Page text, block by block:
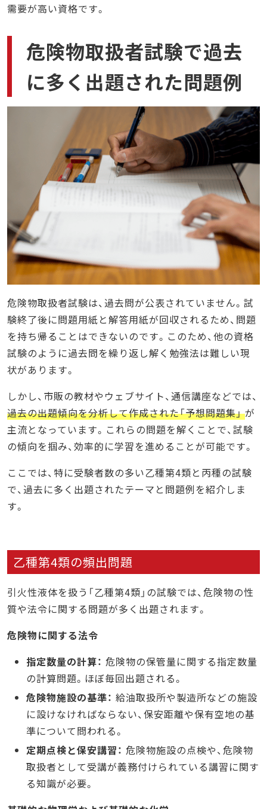
需要が高い資格です。
危険物取扱者試験で過去
に多く出題された問題例
危険物取扱者試験は、過去問が公表されていません。試
験終了後に問題用紙と解答用紙が回収されるため、問題
を持ち帰ることはできないのです。このため、他の資格
試験のように過去問を繰り返し解く勉強法は難しい現
状があります。
しかし、市販の教材やウェブサイト、通信講座などでは、
過去の出題傾向を分析して作成された「予想問題集」が
主流となっています。これらの問題を解くことで、試験
の傾向を掴み、効率的に学習を進めることが可能です。
ここでは、特に受験者数の多い乙種第4類と丙種の試験
で、過去に多く出題されたテーマと問題例を紹介しま
す。
乙種第4類の頻出問題
引火性液体を扱う「乙種第4類」の試験では、危険物の性
質や法令に関する問題が多く出題されます。
危険物に関する法令
指定数量の計算： 危険物の保管量に関する指定数量
の計算問題。ほぼ毎回出題される。
危険物施設の基準： 給油取扱所や製造所などの施設
に設けなければならない、保安距離や保有空地の基
準について問われる。
定期点検と保安講習： 危険物施設の点検や、危険物
取扱者として受講が義務付けられている講習に関す
る知識が必要。